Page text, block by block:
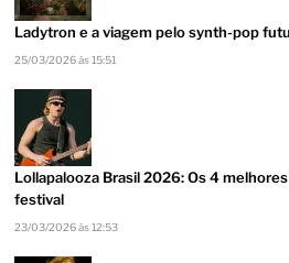
Ladytron e a viagem pelo synth-pop
25/03/2026 às 15:51
Lollapalooza Brasil 2026: Os 4
festival
23/03/2026 às 12:53